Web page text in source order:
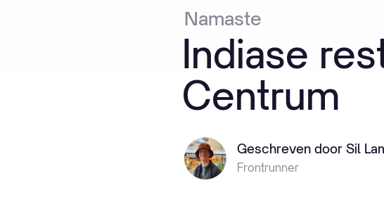
Namaste
Indiase
Centrum
Geschreven door Sil
Frontrunner